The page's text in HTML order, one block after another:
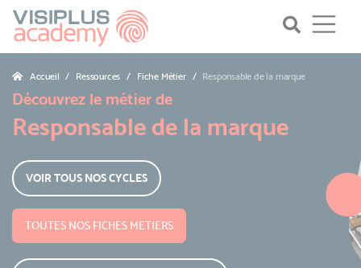
Accueil Ressources Fiche Métier Responsable de la marque
Découvrez le métier de
Responsable de la marque
VOIR TOUS NOS CYCLES
TOUTES NOS FICHES METIERS